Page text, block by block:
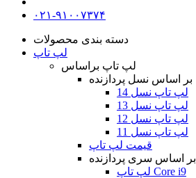
۰۲۱-۹۱۰۰۷۳۷۴
دسته بندی محصولات
لپ تاپ
لپ تاپ براساس
بر اساس نسل پردازنده
لپ تاپ نسل 14
لپ تاپ نسل 13
لپ تاپ نسل 12
لپ تاپ نسل 11
قیمت لپ تاپ
بر اساس سری پردازنده
لپ تاپ Core i9